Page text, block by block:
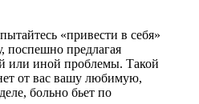
«привести в себя»
поспешно предлагая
или иной проблемы. Такой
от вас вашу любимую,
больно бьет по